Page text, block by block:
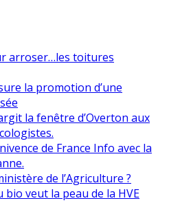
arroser…les toitures
la promotion d’une
la fenêtre d’Overton aux
de France Info avec la
de l’Agriculture ?
veut la peau de la HVE